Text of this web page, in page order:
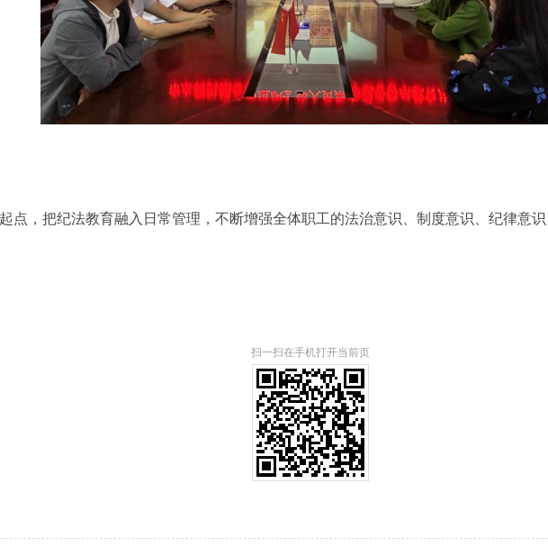
点，把纪法教育融入日常管理，不断增强全体职工的法治意识、制度意识、纪律意
扫一扫在手机打开当前页